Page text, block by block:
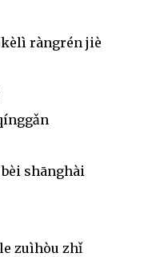
ràngrén jiè
shānghài
zuìhòu zhǐ